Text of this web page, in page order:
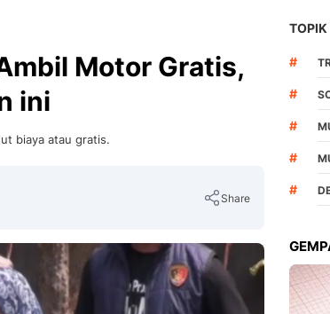
Motor Gratis,
ini
biaya atau gratis.
Share
Copy Link
TOPIK
#
#
#
#
#